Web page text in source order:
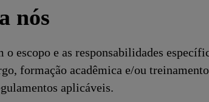
nós
escopo e as responsabilidades
formação acadêmica e/ou
aplicáveis.